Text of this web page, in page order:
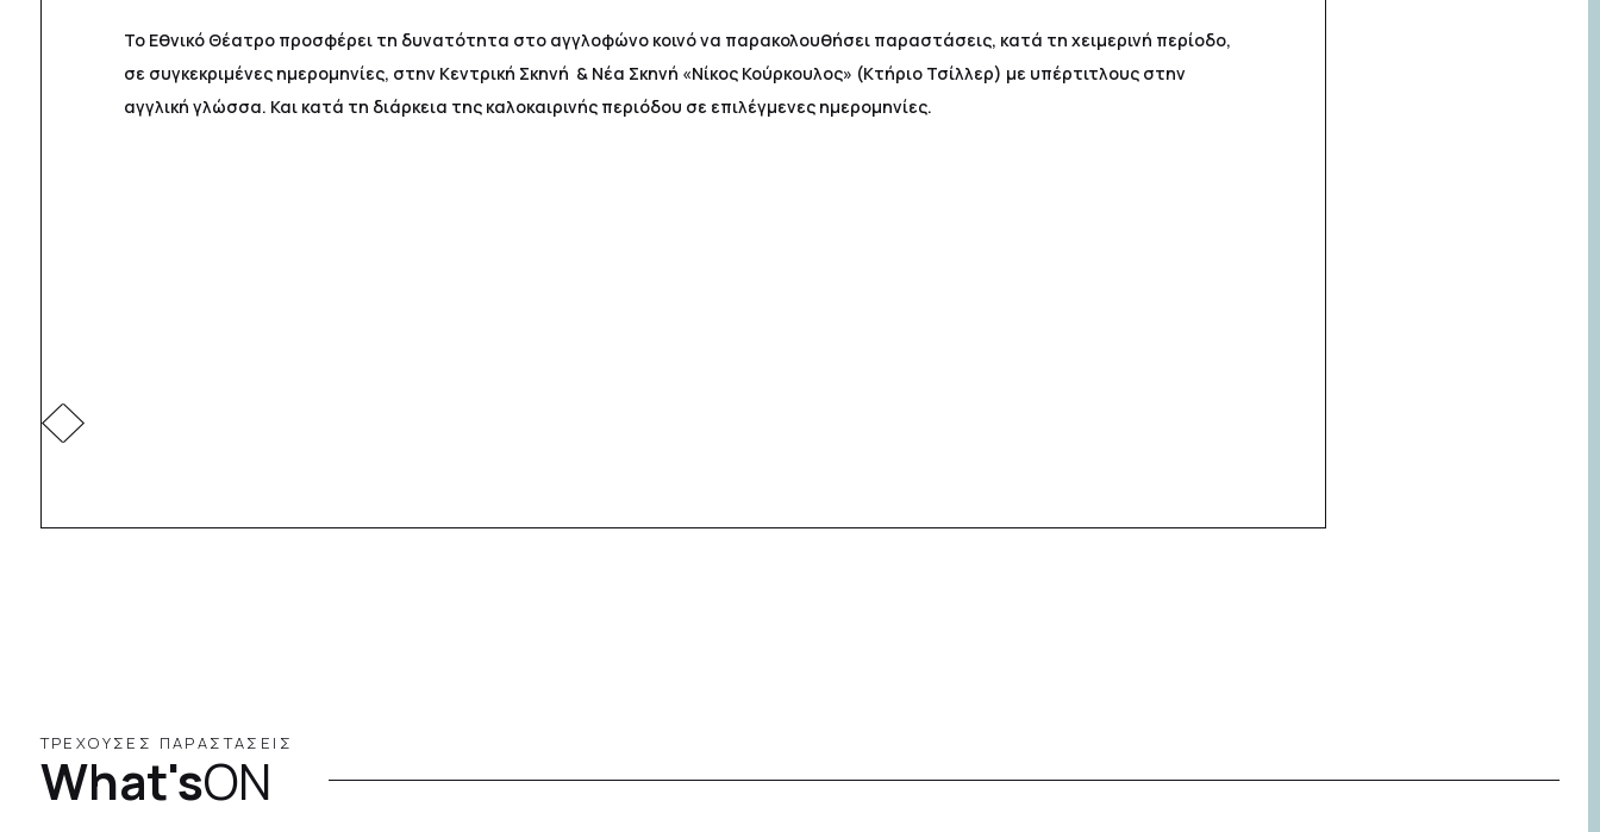
Το Εθνικό Θέατρο προσφέρει τη δυνατότητα στο αγγλοφώνο κοινό να παρακολουθήσει παραστάσεις, κατά τη χειμερινή περίοδο,
σε συγκεκριμένες ημερομηνίες, στην Κεντρική Σκηνή & Νέα Σκηνή «Νίκος Κούρκουλος» (Κτήριο Τσίλλερ) με υπέρτιτλους στην
αγγλική γλώσσα. Και κατά τη διάρκεια της καλοκαιρινής περιόδου σε επιλέγμενες ημερομηνίες.
ΤΡΕΧΟΥΣΕΣ ΠΑΡΑΣΤΑΣΕΙΣ
What'sON